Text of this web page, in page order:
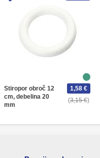
Stiropor obroč 12
cm, debelina 20
mm
3,15 €
1,58 €